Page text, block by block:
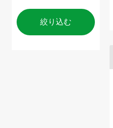
絞り込む